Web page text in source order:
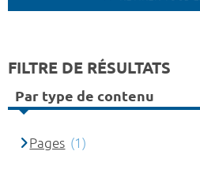
FILTRE DE RÉSULTATS
Par type de contenu
Pages (1)